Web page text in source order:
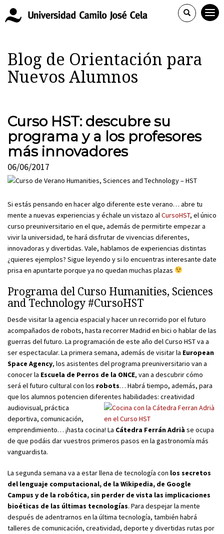
Blog de Orientación para
Nuevos Alumnos
Curso HST: descubre su
programa y a los profesores
más innovadores
06/06/2017
Si estás pensando en hacer algo diferente este verano… abre tu
mente a nuevas experiencias y échale un vistazo alCursoHST, el único
curso preuniversitario en el que, además de permitirte empezar a
vivir la universidad, te hará disfrutar de vivencias diferentes,
innovadoras y divertidas. Vale, hablamos de experiencias distintas
¿quieres ejemplos? Sigue leyendo y si lo encuentras interesante date
prisa en apuntarte porque ya no quedan muchas plazas
Programa del Curso Humanities, Sciences
and Technology #CursoHST
Desde visitar la agencia espacial y hacer un recorrido por el futuro
acompañados de robots, hasta recorrer Madrid en bici o hablar de las
guerras del futuro. La programación de este año del Curso HST va a
ser espectacular. La primera semana, además de visitar la European
Space Agency, los asistentes del programa preuniversitario van a
conocer la Escuela de Perros de la ONCE, van a descubrir cómo
será el futuro cultural con los robots… Habrá tiempo, además, para
que los alumnos potencien diferentes habilidades: creatividad
audiovisual, práctica
deportiva, comunicación,
emprendimiento… ¡hasta cocina! La Cátedra Ferrán Adrià se ocupa
de que podáis dar vuestros primeros pasos en la gastronomía más
vanguardista.
La segunda semana va a estar llena de tecnología con los secretos
del lenguaje computacional, de la Wikipedia, de Google
Campus y de la robótica, sin perder de vista las implicaciones
bioéticas de las últimas tecnologías. Para despejar la mente
después de adentrarnos en la última tecnología, también habrá
talleres de comunicación, creatividad, deporte y divertidas rutas por